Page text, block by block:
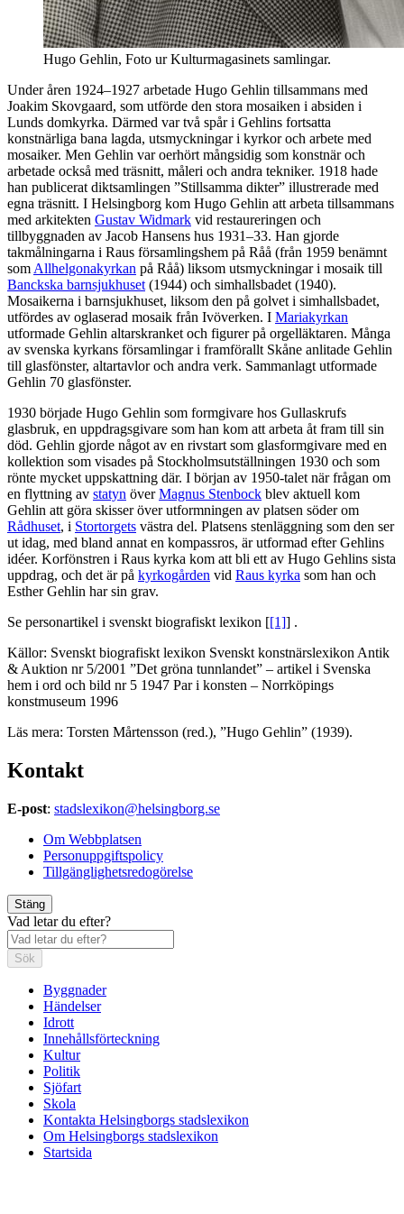
Hugo Gehlin, Foto ur Kulturmagasinets samlingar.
Under åren 1924–1927 arbetade Hugo Gehlin tillsammans med
Joakim Skovgaard, som utförde den stora mosaiken i absiden i
Lunds domkyrka. Därmed var två spår i Gehlins fortsatta
konstnärliga bana lagda, utsmyckningar i kyrkor och arbete med
mosaiker. Men Gehlin var oerhört mångsidig som konstnär och
arbetade också med träsnitt, måleri och andra tekniker. 1918 hade
han publicerat diktsamlingen ”Stillsamma dikter” illustrerade med
egna träsnitt. I Helsingborg kom Hugo Gehlin att arbeta tillsammans
med arkitekten Gustav Widmark vid restaureringen och
tillbyggnaden av Jacob Hansens hus 1931–33. Han gjorde
takmålningarna i Raus församlingshem på Råå (från 1959 benämnt
som Allhelgonakyrkan på Råå) liksom utsmyckningar i mosaik till
Banckska barnsjukhuset (1944) och simhallsbadet (1940).
Mosaikerna i barnsjukhuset, liksom den på golvet i simhallsbadet,
utfördes av oglaserad mosaik från Ivöverken. I Mariakyrkan
utformade Gehlin altarskranket och figurer på orgelläktaren. Många
av svenska kyrkans församlingar i framförallt Skåne anlitade Gehlin
till glasfönster, altartavlor och andra verk. Sammanlagt utformade
Gehlin 70 glasfönster.
1930 började Hugo Gehlin som formgivare hos Gullaskrufs
glasbruk, en uppdragsgivare som han kom att arbeta åt fram till sin
död. Gehlin gjorde något av en rivstart som glasformgivare med en
kollektion som visades på Stockholmsutställningen 1930 och som
rönte mycket uppskattning där. I början av 1950-talet när frågan om
en flyttning av statyn överMagnus Stenbock blev aktuell kom
Gehlin att göra skisser över utformningen av platsen söder om
Rådhuset, i Stortorgets västra del. Platsens stenläggning som den ser
ut idag, med bland annat en kompassros, är utformad efter Gehlins
idéer. Korfönstren i Raus kyrka kom att bli ett av Hugo Gehlins sista
uppdrag, och det är på kyrkogården vid Raus kyrka som han och
Esther Gehlin har sin grav.
Se personartikel i svenskt biografiskt lexikon [[1]] .
Källor: Svenskt biografiskt lexikon Svenskt konstnärslexikon Antik
& Auktion nr 5/2001 ”Det gröna tunnlandet” – artikel i Svenska
hem i ord och bild nr 5 1947 Par i konsten – Norrköpings
konstmuseum 1996
Läs mera: Torsten Mårtensson (red.), ”Hugo Gehlin” (1939).
Kontakt
E-post: stadslexikon@helsingborg.se
Om Webbplatsen
Personuppgiftspolicy
Tillgänglighetsredogörelse
Stäng
Vad letar du efter?
Sök
Byggnader
Händelser
Idrott
Innehållsförteckning
Kultur
Politik
Sjöfart
Skola
Kontakta Helsingborgs stadslexikon
Om Helsingborgs stadslexikon
Startsida